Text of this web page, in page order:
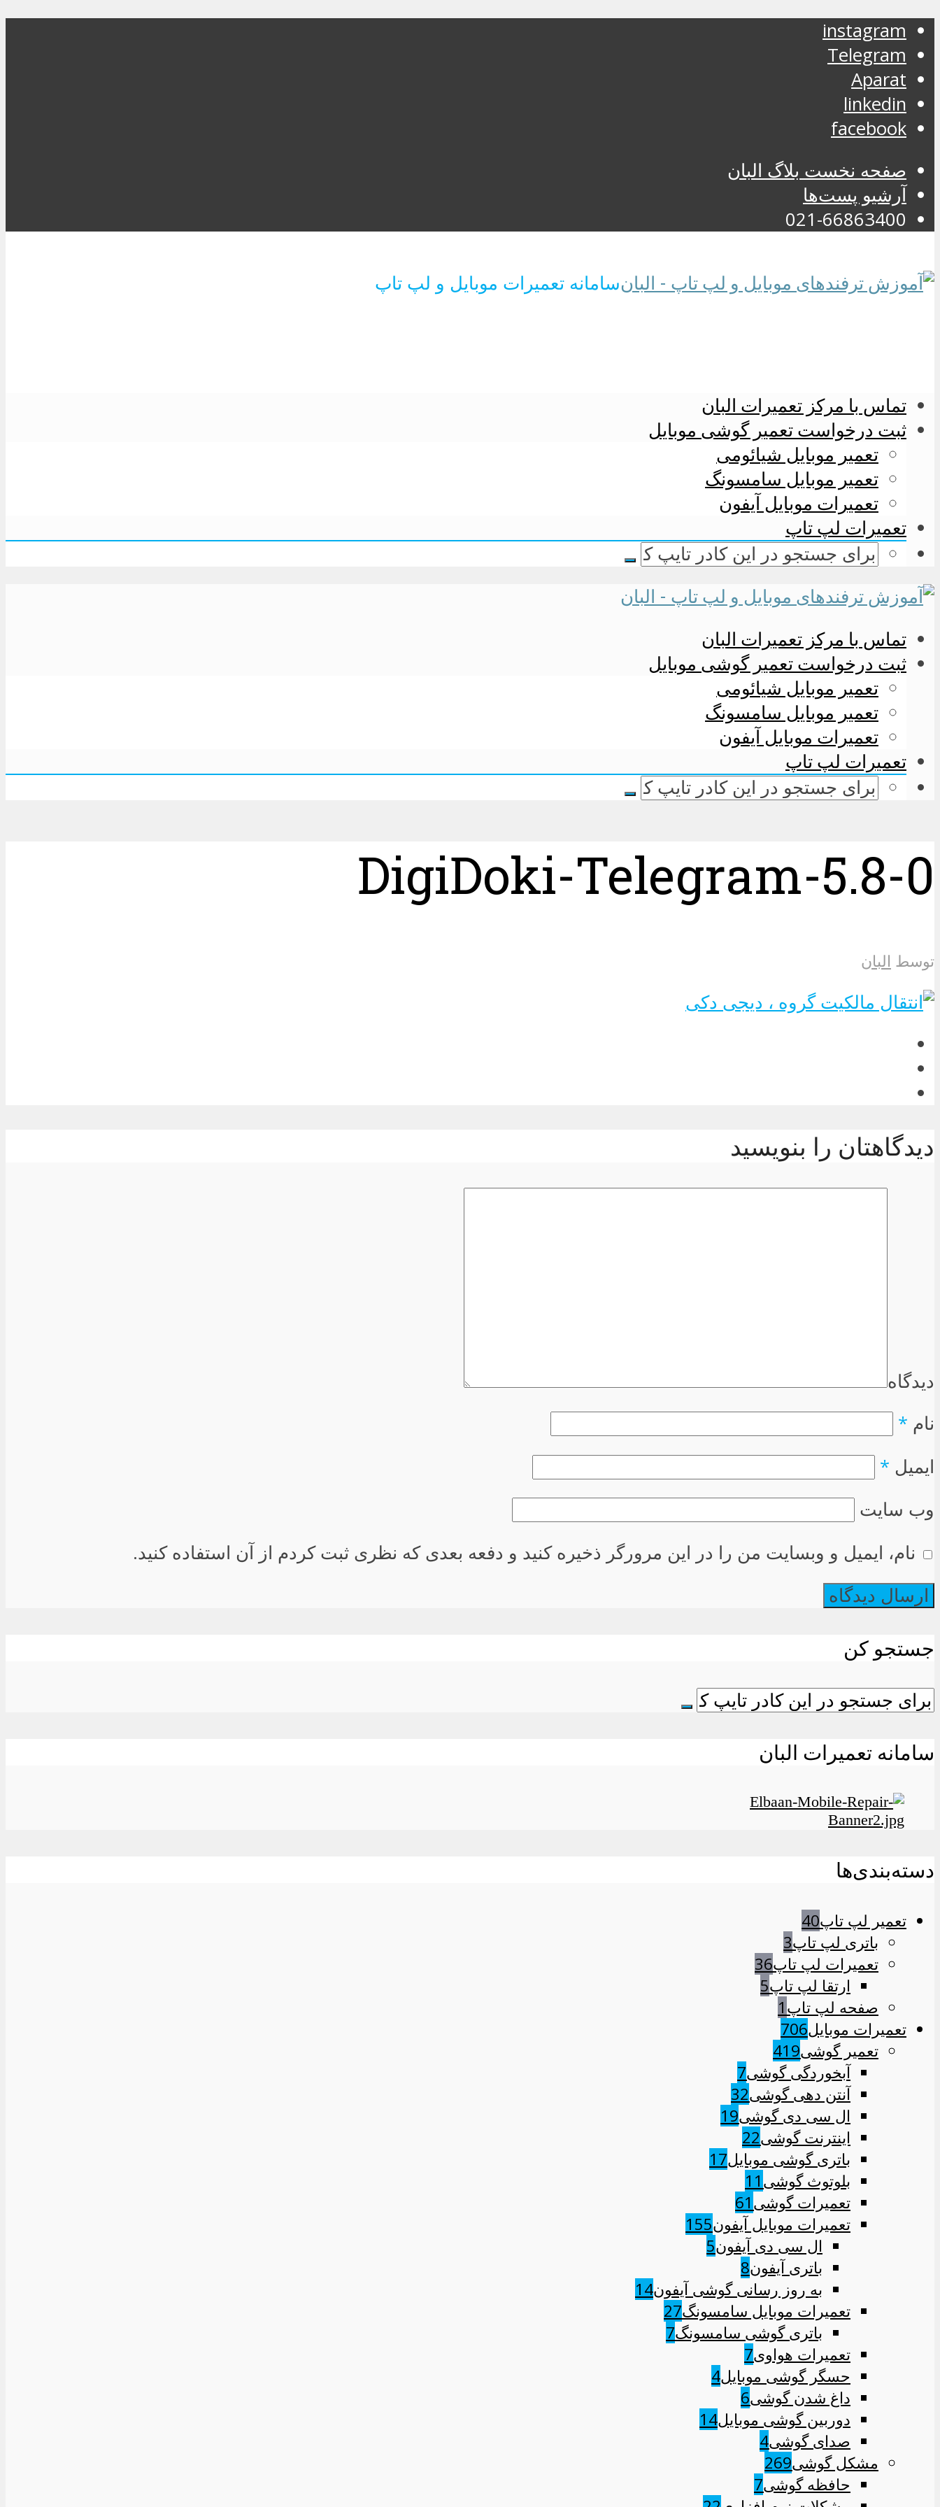
instagram
Telegram
Aparat
linkedin
facebook
صفحه نخست بلاگ البان
آرشیو پست‌ها
021-66863400
سامانه تعمیرات موبایل و لپ تاپ
تماس با مرکز تعمیرات البان
ثبت درخواست تعمیر گوشی موبایل
تعمیر موبایل شیائومی
تعمیر موبایل سامسونگ
تعمیرات موبایل آیفون
تعمیرات لپ تاپ
تماس با مرکز تعمیرات البان
ثبت درخواست تعمیر گوشی موبایل
تعمیر موبایل شیائومی
تعمیر موبایل سامسونگ
تعمیرات موبایل آیفون
تعمیرات لپ تاپ
DigiDoki-Telegram-5.8-0
توسط البان
دیدگاهتان را بنویسید
دیدگاه
نام *
ایمیل *
وب سایت
نام، ایمیل و وبسایت من را در این مرورگر ذخیره کنید و دفعه بعدی که نظری ثبت کردم از آن استفاده کنید.
جستجو کن
سامانه تعمیرات البان
دسته‌بندی‌ها
تعمیر لپ تاپ40
باتری لپ تاپ3
تعمیرات لپ تاپ36
ارتقا لپ تاپ5
صفحه لپ تاپ1
تعمیرات موبایل706
تعمیر گوشی419
آبخوردگی گوشی7
آنتن دهی گوشی32
ال سی دی گوشی19
اینترنت گوشی22
باتری گوشی موبایل17
بلوتوث گوشی11
تعمیرات گوشی61
تعمیرات موبایل آیفون155
ال سی دی آیفون5
باتری آیفون8
به روز رسانی گوشی آیفون14
تعمیرات موبایل سامسونگ27
باتری گوشی سامسونگ7
تعمیرات هواوی7
حسگر گوشی موبایل4
داغ شدن گوشی6
دوربین گوشی موبایل14
صدای گوشی4
مشکل گوشی269
حافظه گوشی7